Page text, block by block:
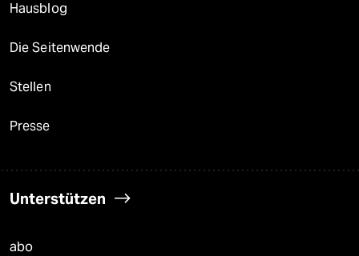
Hausblog
Die Seitenwende
Stellen
Presse
Unterstützen
abo